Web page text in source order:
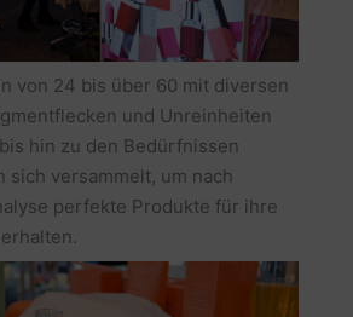
von 24 bis über 60 mit diversen
und Unreinheiten
hin zu den Bedürfnissen
sich versammelt, um nach
perfekte Produkte für ihre